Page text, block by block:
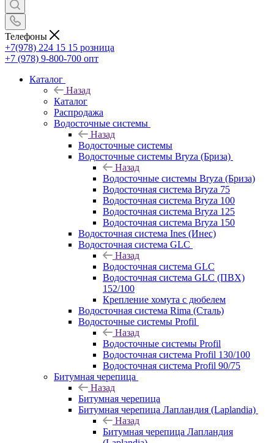
Телефоны
+7(978) 224 15 15 розница
+7 (978) 9-800-700 опт
Каталог
Назад
Каталог
Распродажа
Водосточные системы
Назад
Водосточные системы
Водосточные системы Bryza (Бриза)
Назад
Водосточные системы Bryza (Бриза)
Водосточная система Bryza 75
Водосточная система Bryza 100
Водосточная система Bryza 125
Водосточная система Bryza 150
Водосточная система Ines (Инес)
Водосточная система GLC
Назад
Водосточная система GLC
Водосточная система GLC (ПВХ)
152/100
Крепление хомута с дюбелем
Водосточная система Rima (Сталь)
Водосточные системы Profil
Назад
Водосточные системы Profil
Водосточная система Profil 130/100
Водосточная система Profil 90/75
Битумная черепица
Назад
Битумная черепица
Битумная черепица Лапландия (Laplandia)
Назад
Битумная черепица Лапландия